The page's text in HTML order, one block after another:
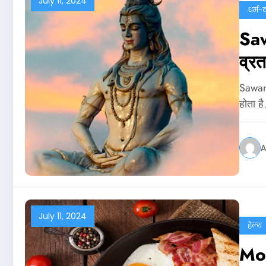
धर्म-
होता
July 11, 2024
हेल्थ